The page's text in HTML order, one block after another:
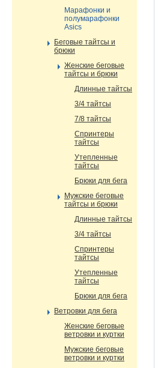
Марафонки и
полумарафонки
Asics
Беговые тайтсы и
брюки
Женские беговые
тайтсы и брюки
Длинные тайтсы
3/4 тайтсы
7/8 тайтсы
Спринтеры
тайтсы
Утепленные
тайтсы
Брюки для бега
Мужские беговые
тайтсы и брюки
Длинные тайтсы
3/4 тайтсы
Спринтеры
тайтсы
Утепленные
тайтсы
Брюки для бега
Ветровки для бега
Женские беговые
ветровки и куртки
Мужские беговые
ветровки и куртки